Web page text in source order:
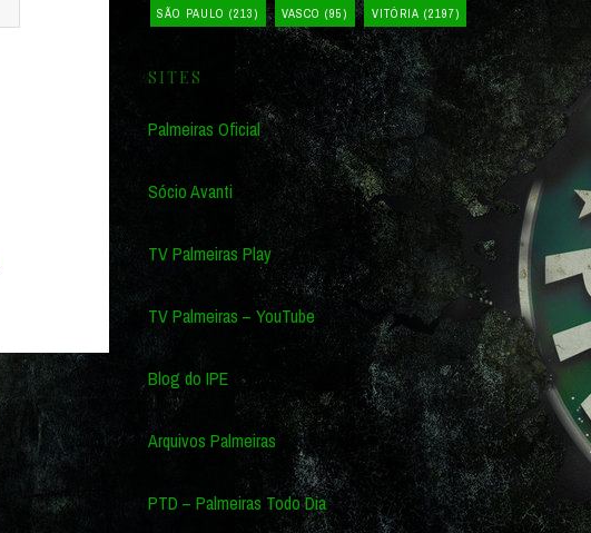
SÃO PAULO (213) VASCO (95) VITÓRIA (2197)
SITES
Palmeiras Oficial
Sócio Avanti
TV Palmeiras Play
TV Palmeiras – YouTube
Blog do IPE
Arquivos Palmeiras
PTD – Palmeiras Todo Dia